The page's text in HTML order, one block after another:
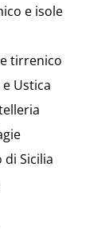
e isole
tirrenico
Ustica
di Sicilia